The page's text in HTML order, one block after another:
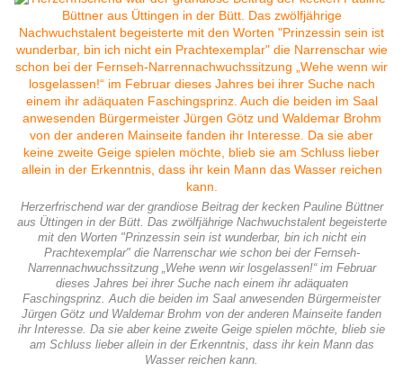
Herzerfrischend war der grandiose Beitrag der kecken Pauline Büttner
aus Üttingen in der Bütt. Das zwölfjährige Nachwuchstalent begeisterte
mit den Worten "Prinzessin sein ist wunderbar, bin ich nicht ein
Prachtexemplar" die Narrenschar wie schon bei der Fernseh-
Narrennachwuchssitzung „Wehe wenn wir losgelassen!“ im Februar
dieses Jahres bei ihrer Suche nach einem ihr adäquaten
Faschingsprinz. Auch die beiden im Saal anwesenden Bürgermeister
Jürgen Götz und Waldemar Brohm von der anderen Mainseite fanden
ihr Interesse. Da sie aber keine zweite Geige spielen möchte, blieb sie
am Schluss lieber allein in der Erkenntnis, dass ihr kein Mann das
Wasser reichen kann.